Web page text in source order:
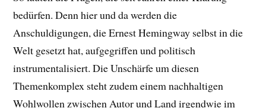
bedürfen. Denn hier und da werden die
Anschuldigungen, die Ernest Hemingway selbst in die
Welt gesetzt hat, aufgegriffen und politisch
instrumentalisiert. Die Unschärfe um diesen
Themenkomplex steht zudem einem nachhaltigen
Wohlwollen zwischen Autor und Land irgendwie im